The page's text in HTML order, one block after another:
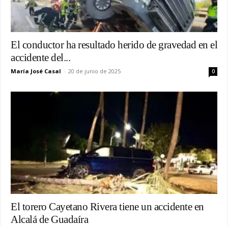
El conductor ha resultado herido de gravedad en el
accidente del...
María José Casal - 20 de junio de 2025 0
El torero Cayetano Rivera tiene un accidente en
Alcalá de Guadaíra